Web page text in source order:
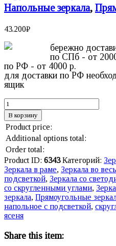
Напольные зеркала,
43.200₽
бережно
по СПб - от
по РФ - от 4000 р.
для доставки по РФ
ящик
В корзину
Product price:
Additional options total:
Order total:
Product ID: 6343 Категорий:
Зеркала в раме, Зеркала во
подсветкой, Зеркала со
со скругленными углами,
зеркала, Прямоугольные
напольное с подсветкой,
ясеня
Share this item: